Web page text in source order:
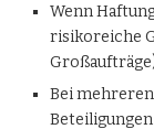
Wenn
risikoreiche
Bei
Beteiligungen